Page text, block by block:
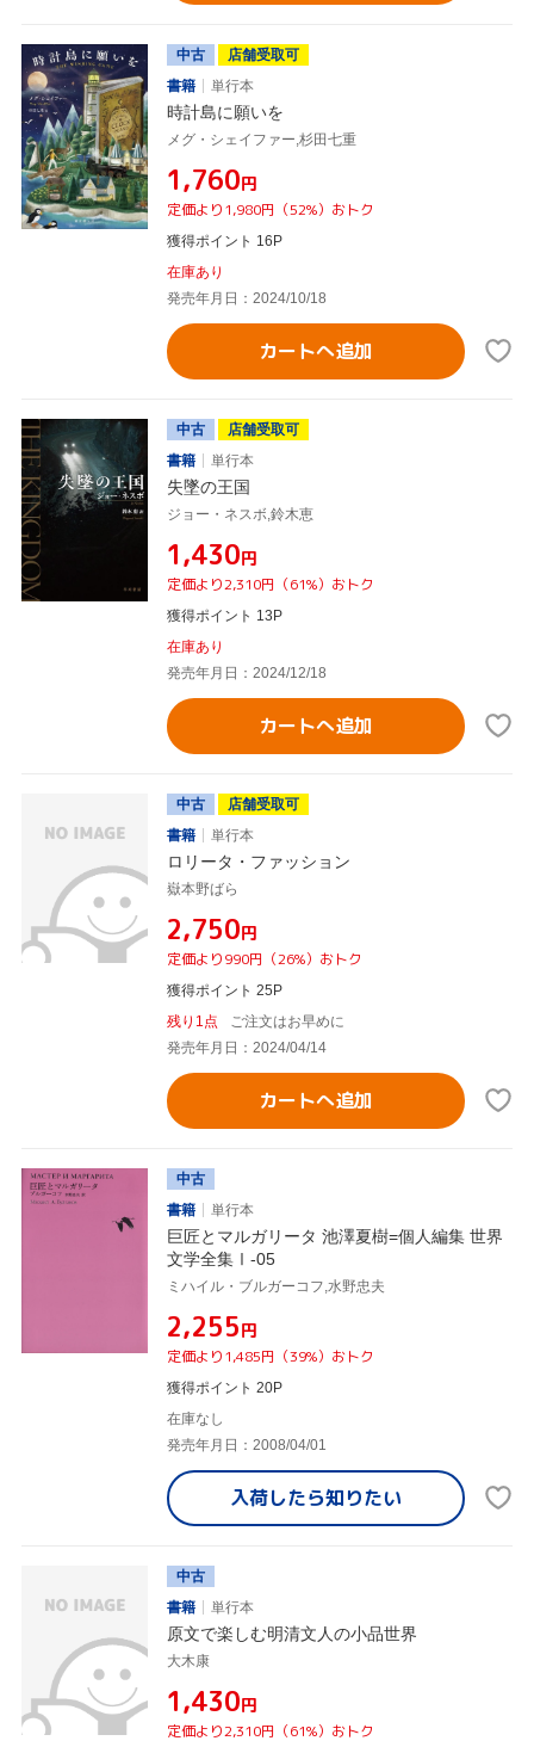
中古
店舗受取可
書籍
単行本
時計島に願いを
メグ・シェイファー,杉田七重
¥1,760円
定価より1,980円（52%）おトク
獲得ポイント 16P
在庫あり
発売年月日：2024/10/18
カートへ追加
中古
店舗受取可
書籍
単行本
失墜の王国
ジョー・ネスボ,鈴木恵
¥1,430円
定価より2,310円（61%）おトク
獲得ポイント 13P
在庫あり
発売年月日：2024/12/18
カートへ追加
中古
店舗受取可
書籍
単行本
ロリータ・ファッション
嶽本野ばら
¥2,750円
定価より990円（26%）おトク
獲得ポイント 25P
残り1点
ご注文はお早めに
発売年月日：2024/04/14
カートへ追加
中古
書籍
単行本
巨匠とマルガリータ 池澤夏樹=個人編集 世界
文学全集Ⅰ-05
ミハイル・ブルガーコフ,水野忠夫
¥2,255円
定価より1,485円（39%）おトク
獲得ポイント 20P
在庫なし
発売年月日：2008/04/01
入荷したら知りたい
中古
書籍
単行本
原文で楽しむ明清文人の小品世界
大木康
¥1,430円
定価より2,310円（61%）おトク